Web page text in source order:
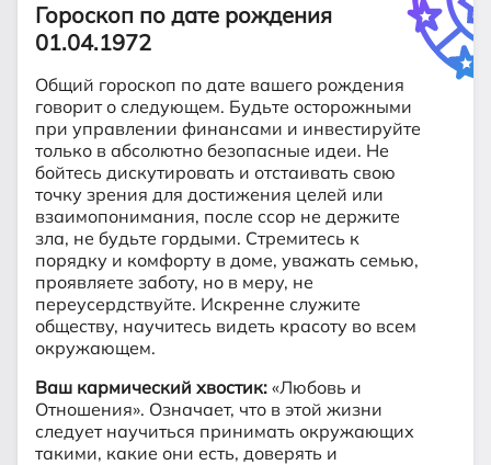
Гороскоп по дате рождения
01.04.1972
Общий гороскоп по дате вашего рождения
говорит о следующем. Будьте осторожными
при управлении финансами и инвестируйте
только в абсолютно безопасные идеи. Не
бойтесь дискутировать и отстаивать свою
точку зрения для достижения целей или
взаимопонимания, после ссор не держите
зла, не будьте гордыми. Стремитесь к
порядку и комфорту в доме, уважать семью,
проявляете заботу, но в меру, не
переусердствуйте. Искренне служите
обществу, научитесь видеть красоту во всем
окружающем.
Ваш кармический хвостик: «Любовь и
Отношения». Означает, что в этой жизни
следует научиться принимать окружающих
такими, какие они есть, доверять и